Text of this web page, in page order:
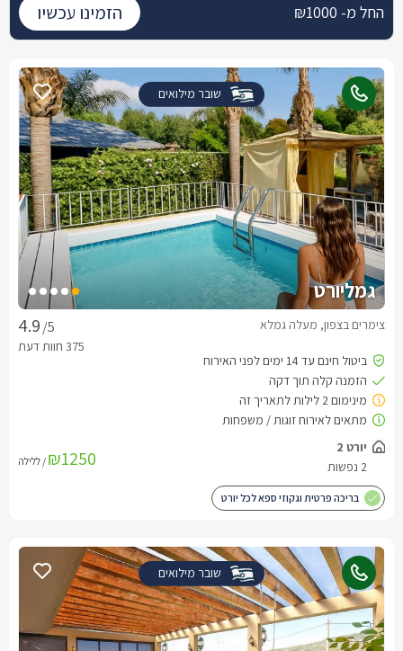
שובר מילואים
גמליורט
/5 צימרים בצפון, מעלה גמלא
₪1250 / ללילה
בריכה פרטית וגקוזי ספא לכל יורט
שובר מילואים
החל מ- ₪1000 הזמינו עכשיו